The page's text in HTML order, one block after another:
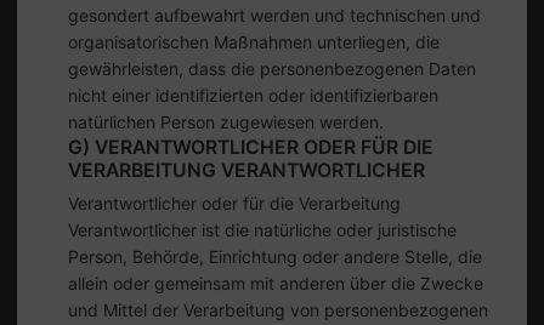
gesondert aufbewahrt werden und technischen und
organisatorischen Maßnahmen unterliegen, die
gewährleisten, dass die personenbezogenen Daten
nicht einer identifizierten oder identifizierbaren
natürlichen Person zugewiesen werden.
G) VERANTWORTLICHER ODER FÜR DIE
VERARBEITUNG VERANTWORTLICHER
Verantwortlicher oder für die Verarbeitung
Verantwortlicher ist die natürliche oder juristische
Person, Behörde, Einrichtung oder andere Stelle, die
allein oder gemeinsam mit anderen über die Zwecke
und Mittel der Verarbeitung von personenbezogenen